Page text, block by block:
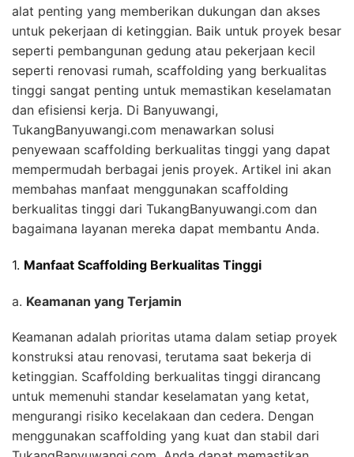
alat penting yang memberikan dukungan dan akses
untuk pekerjaan di ketinggian. Baik untuk proyek besar
seperti pembangunan gedung atau pekerjaan kecil
seperti renovasi rumah, scaffolding yang berkualitas
tinggi sangat penting untuk memastikan keselamatan
dan efisiensi kerja. Di Banyuwangi,
TukangBanyuwangi.com menawarkan solusi
penyewaan scaffolding berkualitas tinggi yang dapat
mempermudah berbagai jenis proyek. Artikel ini akan
membahas manfaat menggunakan scaffolding
berkualitas tinggi dari TukangBanyuwangi.com dan
bagaimana layanan mereka dapat membantu Anda.
1. Manfaat Scaffolding Berkualitas Tinggi
a. Keamanan yang Terjamin
Keamanan adalah prioritas utama dalam setiap proyek
konstruksi atau renovasi, terutama saat bekerja di
ketinggian. Scaffolding berkualitas tinggi dirancang
untuk memenuhi standar keselamatan yang ketat,
mengurangi risiko kecelakaan dan cedera. Dengan
menggunakan scaffolding yang kuat dan stabil dari